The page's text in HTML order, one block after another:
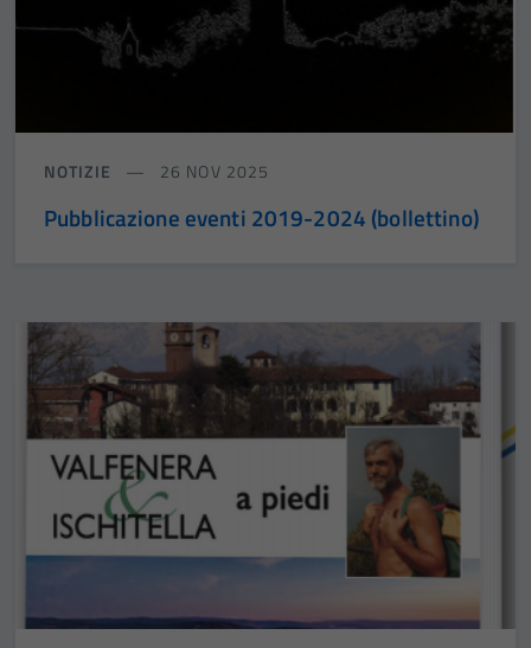
NOTIZIE 26 NOV 2025
Pubblicazione eventi 2019-2024 (bollettino)